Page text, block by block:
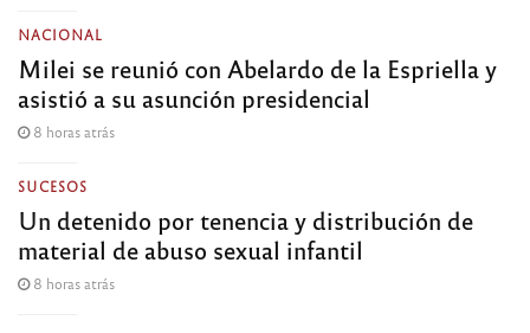
NACIONAL
Milei se reunió con Abelardo de la Espriella y
asistió a su asunción presidencial
8 horas atrás
SUCESOS
Un detenido por tenencia y distribución de
material de abuso sexual infantil
8 horas atrás